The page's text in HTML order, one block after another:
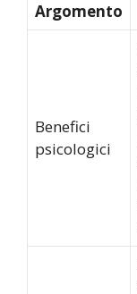
Argomento
Benefici
psicologici